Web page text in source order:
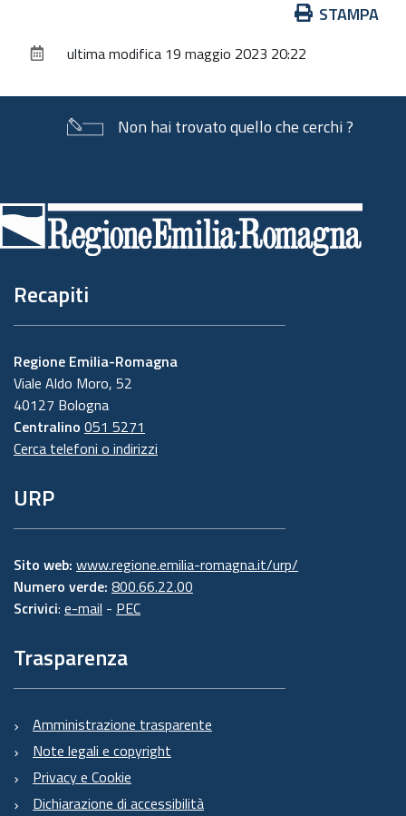
documento
STAMPA
ultima modifica 19 maggio 2023 20:22
Non hai trovato quello che cerchi ?
di
pagina
Recapiti
Regione Emilia-Romagna
Viale Aldo Moro, 52
40127 Bologna
Centralino 051 5271
Cerca telefoni o indirizzi
URP
Sito web: www.regione.emilia-romagna.it/urp/
Numero verde: 800.66.22.00
Scrivici: e-mail - PEC
Trasparenza
Amministrazione trasparente
Note legali e copyright
Privacy e Cookie
Dichiarazione di accessibilità